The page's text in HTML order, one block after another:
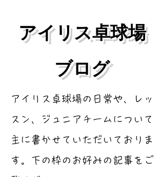
​アイリス卓球場
ブログ
​アイリス卓球場の日常や、レッ
スン、ジュニアチームについて
主に書かせていただいておりま
す。下の枠のお好みの記事をご